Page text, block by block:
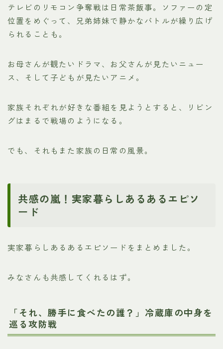
テレビのリモコン争奪戦は日常茶飯事。ソファーの定
位置をめぐって、兄弟姉妹で静かなバトルが繰り広げ
られることも。
お母さんが観たいドラマ、お父さんが見たいニュー
ス、そして子どもが見たいアニメ。
家族それぞれが好きな番組を見ようとすると、リビン
グはまるで戦場のようになる。
でも、それもまた家族の日常の風景。
共感の嵐！実家暮らしあるあるエピソ
ード
実家暮らしあるあるエピソードをまとめました。
みなさんも共感してくれるはず。
「それ、勝手に食べたの誰？」冷蔵庫の中身を
巡る攻防戦